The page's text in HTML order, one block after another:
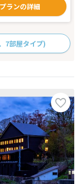
プランの詳細
7部屋タイプ)